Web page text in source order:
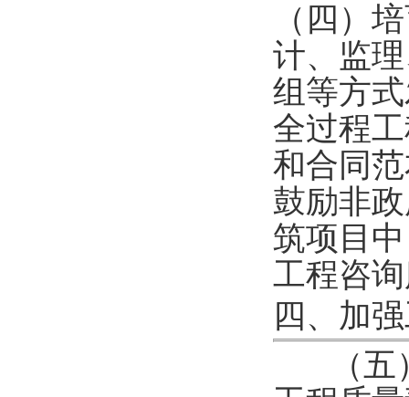
（四）
计、监
组等方
全过程
和合同
鼓励非
筑项目
工程咨
四、加
（